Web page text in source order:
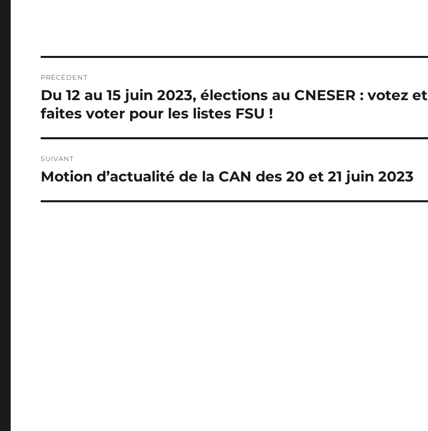
de
l’article
PRÉCÉDENT
Publication
précédente :
Du 12 au 15 juin 2023, élections au CNESER : votez et
faites voter pour les listes FSU !
SUIVANT
Publication
Motion d’actualité de la CAN des 20 et 21 juin 2023